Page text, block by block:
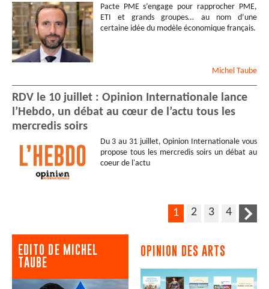
Pacte PME s’engage pour rapprocher PME,
ETI et grands groupes… au nom d’une
certaine idée du modèle économique français.
Michel Taube
RDV le 10 juillet : Opinion Internationale lance
l’Hebdo, un débat au cœur de l’actu tous les
mercredis soirs
Du 3 au 31 juillet, Opinion Internationale vous
propose tous les mercredis soirs un débat au
coeur de l'actu
1 2 3 4
EDITO DE MICHEL
TAUBE
OPINION DES ARTS